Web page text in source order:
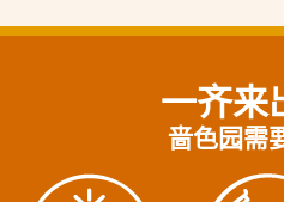
一齐来
啬色园需